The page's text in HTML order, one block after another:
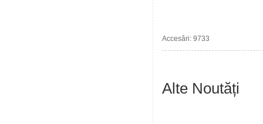
Accesări: 9733
Alte Noutăți